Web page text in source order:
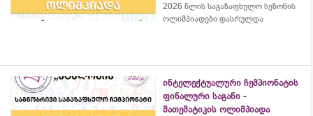
2026 წლის საგაზაფხულო სეზონის
ოლიმპიადები დასრულდა
ინტელექტუალური ჩემპიონატის
ფინალური საგანი -
მათემატიკის ოლიმპიადა